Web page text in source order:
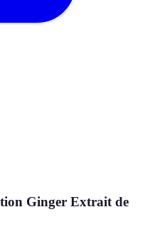
Ginger Extrait de